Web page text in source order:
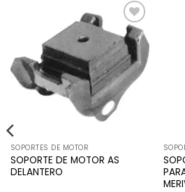
Añadir
a la
lista de
deseos
SOPORTES DE MOTOR
SOPORTE DE MOTOR AS
DELANTERO